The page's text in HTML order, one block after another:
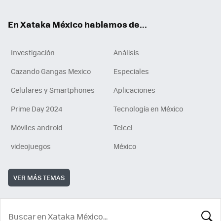
En Xataka México hablamos de...
Investigación
Análisis
Cazando Gangas Mexico
Especiales
Celulares y Smartphones
Aplicaciones
Prime Day 2024
Tecnología en México
Móviles android
Telcel
videojuegos
México
VER MÁS TEMAS